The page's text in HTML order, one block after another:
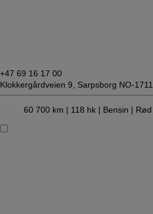
+47 69 16 17 00
Klokkergårdveien 9, Sarpsborg NO-1711
60 700 km | 118 hk | Bensin | Rød